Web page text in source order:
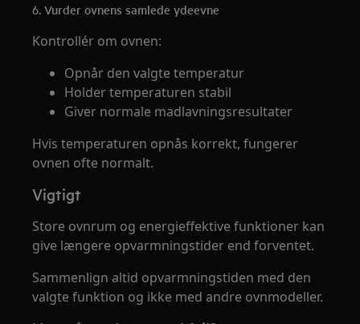
6. Vurder ovnens samlede ydeevne
Kontrollér om ovnen:
Opnår den valgte temperatur
Holder temperaturen stabil
Giver normale madlavningsresultater
Hvis temperaturen opnås korrekt, fungerer
ovnen ofte normalt.
Vigtigt
Store ovnrum og energieffektive funktioner kan
give længere opvarmningstider end forventet.
Sammenlign altid opvarmningstiden med den
valgte funktion og ikke med andre ovnmodeller.